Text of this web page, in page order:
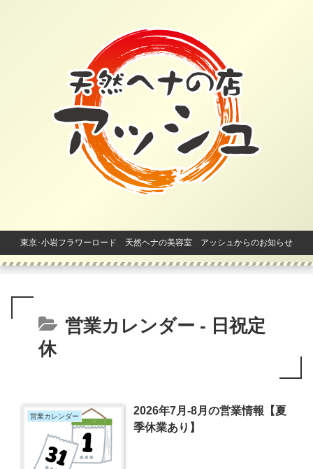
東京･小岩フラワーロード 天然ヘナの美容室 アッシュからのお知らせ
営業カレンダー - 日祝定
休
営業カレンダー
2026年7月-8月の営業情報【夏
季休業あり】